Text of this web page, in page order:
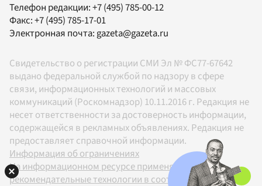
Телефон редакции:+7 (495) 785-00-12
Факс:+7 (495) 785-17-01
Электронная почта:gazeta@gazeta.ru
Свидетельство о регистрации СМИ Эл № ФС77-67642
выдано федеральной службой по надзору в сфере
связи, информационных технологий и массовых
коммуникаций (Роскомнадзор) 10.11.2016 г. Редакция не
несет ответственности за достоверность информации,
содержащейся в рекламных объявлениях. Редакция не
предоставляет справочной информации.
Информация об ограничениях
На информационном ресурсе применяются
рекомендательные технологии в соответствии с